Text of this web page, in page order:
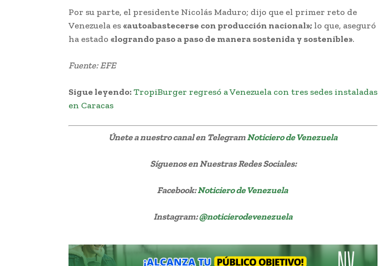
Por su parte, el presidente Nicolás Maduro; dijo que el primer reto de
Venezuela es«autoabastecerse con producción nacional»; lo que, aseguró
ha estado «logrando paso a paso de manera sostenida y sostenible».
Fuente: EFE
Sigue leyendo:TropiBurger regresó a Venezuela con tres sedes instaladas
en Caracas
Únete a nuestro canal en TelegramNoticiero de Venezuela
Síguenosen Nuestras Redes Sociales:
Facebook:Noticiero de Venezuela
Instagram:@noticierodevenezuela